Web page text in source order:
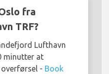
fra
TRF?
Lufthavn
minutter at
- Book